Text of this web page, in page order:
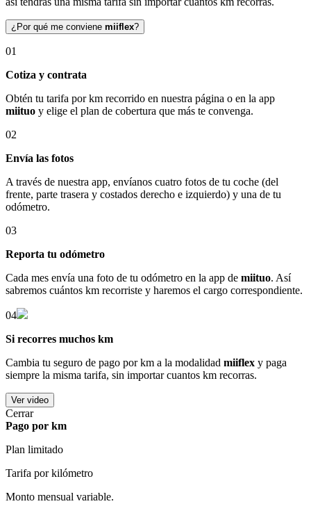
¿Por qué me conviene miiflex?
01
Cotiza y contrata
Obtén tu tarifa por km recorrido en nuestra página o en la app
miituo y elige el plan de cobertura que más te convenga.
02
Envía las fotos
A través de nuestra app, envíanos cuatro fotos de tu coche (del
frente, parte trasera y costados derecho e izquierdo) y una de tu
odómetro.
03
Reporta tu odómetro
Cada mes envía una foto de tu odómetro en la app de miituo. Así
sabremos cuántos km recorriste y haremos el cargo correspondiente.
04
Si recorres muchos km
Cambia tu seguro de pago por km a la modalidad miiflex y paga
siempre la misma tarifa, sin importar cuantos km recorras.
Ver video
Cerrar
Pago por km
Plan limitado
Tarifa por kilómetro
Monto mensual variable.